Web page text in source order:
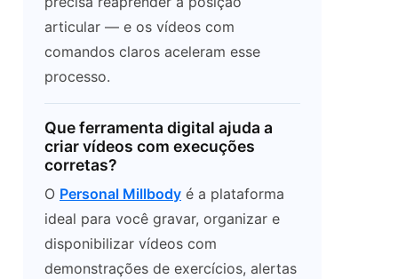
articular — e os vídeos com
comandos claros aceleram esse
processo.
Que ferramenta digital ajuda a
criar vídeos com execuções
corretas?
O Personal Millbody é a plataforma
ideal para você gravar, organizar e
disponibilizar vídeos com
demonstrações de exercícios, alertas